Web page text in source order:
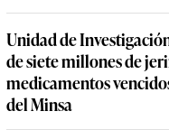
Unidad de
de siete millones de
medicamentos
del Minsa